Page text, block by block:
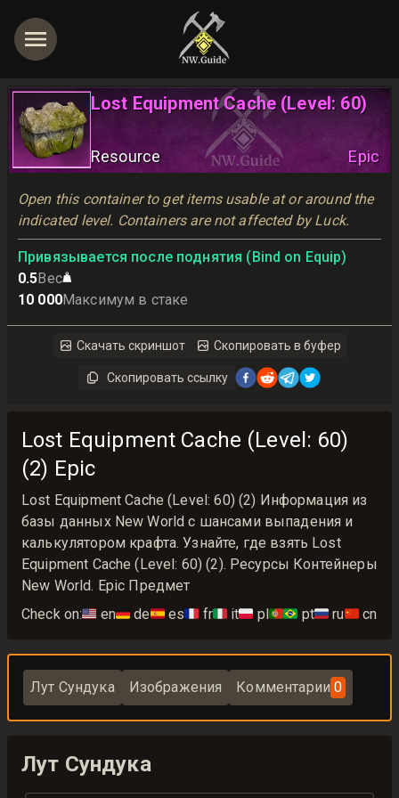
Lost Equipment Cache (Level: 60)
Resource Epic
Open this container to get items usable at or around the
indicated level. Containers are not affected by Luck.
Привязывается после поднятия (Bind on Equip)
0.5Вес
10 000Максимум в стаке
Скачать скриншот Скопировать в буфер
Скопировать ссылку
Lost Equipment Cache (Level: 60)
(2) Epic
Lost Equipment Cache (Level: 60) (2) Информация из
базы данных New World с шансами выпадения и
калькулятором крафта. Узнайте, где взять Lost
Equipment Cache (Level: 60) (2). Ресурсы Контейнеры
New World. Epic Предмет
Check on:🇺🇸 en🇩🇪 de🇪🇸 es🇫🇷 fr🇮🇹 it🇵🇱 pl🇵🇹🇧🇷 pt🇷🇺 ru🇨🇳 cn
Лут Сундука Изображения Комментарии 0
Лут Сундука